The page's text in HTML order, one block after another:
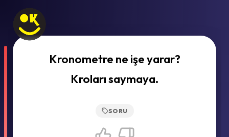
Kronometre ne işe yarar?
Kroları saymaya.
SORU